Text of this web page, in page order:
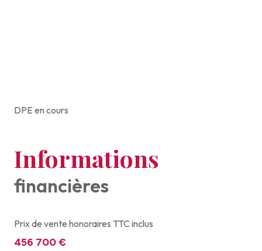
DPE en cours
Informations
financières
Prix de vente honoraires TTC inclus
456 700 €